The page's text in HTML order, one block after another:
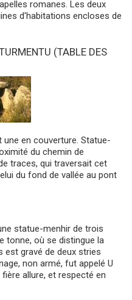
romanes. Les deux
d'habitations encloses de
(TABLE DES
du chemin de
traces, qui traversait cet
du fond de vallée au pont
tonne, où se distingue la
est gravé de deux stries
non armé, fut appelé U
allure, et respecté en